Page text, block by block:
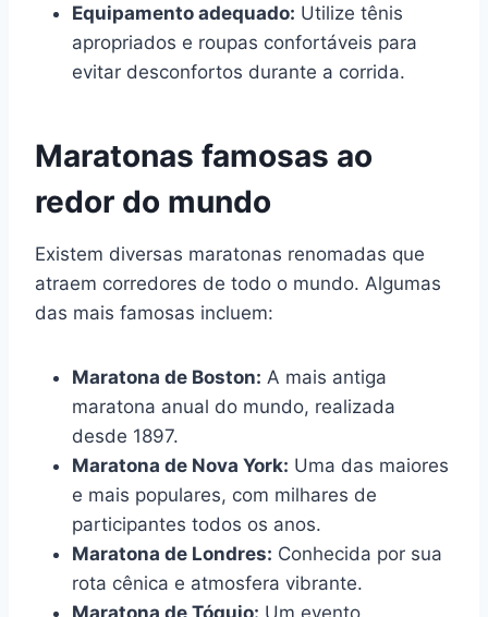
Equipamento adequado: Utilize tênis
apropriados e roupas confortáveis para
evitar desconfortos durante a corrida.
Maratonas famosas ao
redor do mundo
Existem diversas maratonas renomadas que
atraem corredores de todo o mundo. Algumas
das mais famosas incluem:
Maratona de Boston: A mais antiga
maratona anual do mundo, realizada
desde 1897.
Maratona de Nova York: Uma das maiores
e mais populares, com milhares de
participantes todos os anos.
Maratona de Londres: Conhecida por sua
rota cênica e atmosfera vibrante.
Maratona de Tóquio: Um evento